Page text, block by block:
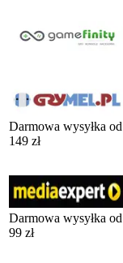
Darmowa wysyłka od
149 zł
Darmowa wysyłka od
99 zł